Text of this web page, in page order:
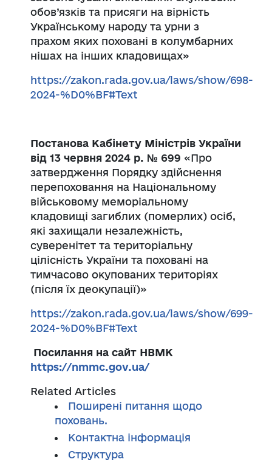
обов’язків та присяги на вірність
Українському народу та урни з
прахом яких поховані в колумбарних
нішах на інших кладовищах»
https://zakon.rada.gov.ua/laws/show/698-
2024-%D0%BF#Text
Постанова Кабінету Міністрів України
від 13 червня 2024 р. № 699 «Про
затвердження Порядку здійснення
перепоховання на Національному
військовому меморіальному
кладовищі загиблих (померлих) осіб,
які захищали незалежність,
суверенітет та територіальну
цілісність України та поховані на
тимчасово окупованих територіях
(після їх деокупації)»
https://zakon.rada.gov.ua/laws/show/699-
2024-%D0%BF#Text
Посилання на сайт НВМК
https://nmmc.gov.ua/
Related Articles
Поширені питання щодо
поховань.
Контактна інформація
Структура